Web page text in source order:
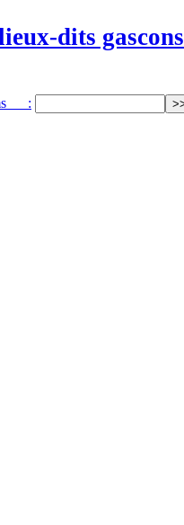
dits gascons
: